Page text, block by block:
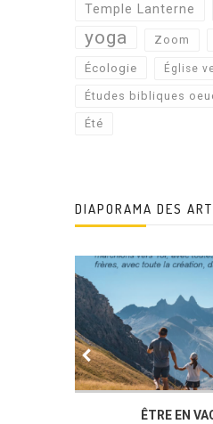
Temple Lanterne
yoga Zoom
Écologie Église
Études bibliques
Été
DIAPORAMA DES
ÊTRE EN